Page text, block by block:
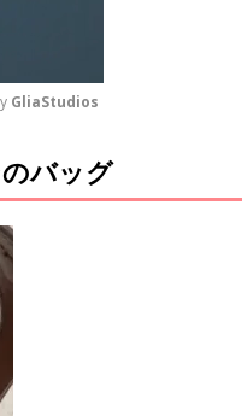
M
u
t
e
GliaStudios
バッグ